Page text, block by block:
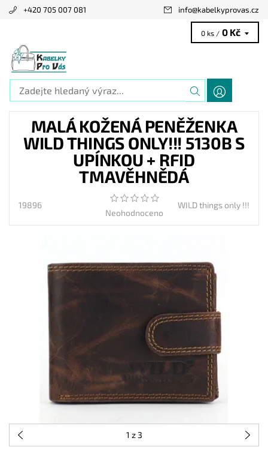
+420 705 007 081 info@kabelkyprovas.cz
0 ks / 0 Kč
MALÁ KOŽENÁ PENĚŽENKA
WILD THINGS ONLY!!! 5130B S
UPÍNKOU + RFID
TMAVĚHNĚDÁ
19896
Neohodnoceno
WILD things only !!!
1 z 3